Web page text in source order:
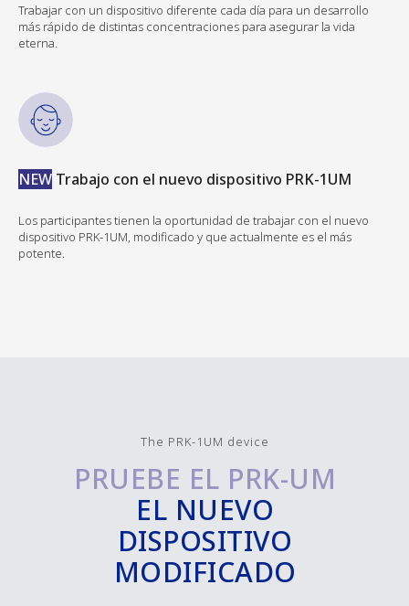
Trabajar con un dispositivo diferente cada día para un desarrollo
más rápido de distintas concentraciones para asegurar la vida
eterna.
NEW Trabajo con el nuevo dispositivo PRK-1UM
Los participantes tienen la oportunidad de trabajar con el nuevo
dispositivo PRK-1UM, modificado y que actualmente es el más
potente.
PRUEBE EL PRK-UM
EL NUEVO
DISPOSITIVO
MODIFICADO
The PRK-1UM device